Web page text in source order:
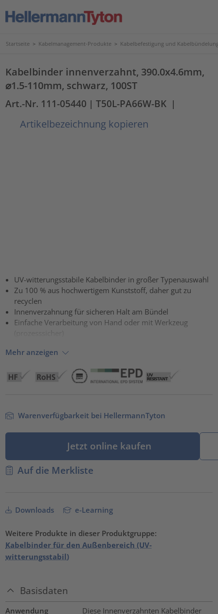
Startseite > Kabelmanagement-Produkte > Kabelbefestigung und
Kabelbinder innenverzahnt, 390.0x4.6mm,
⌀1.5-110mm, schwarz, 100ST
Art.-Nr. 111-05440 | T50L-PA66W-BK |
Artikelbezeichnung kopieren
UV-witterungsstabile Kabelbinder in großer Typenauswahl
Zu 100 % aus hochwertigem Kunststoff, daher gut zu
recyclen
Innenverzahnung für sicheren Halt am Bündel
Einfache Verarbeitung von Hand oder mit Werkzeug
Mehr anzeigen
Warenverfügbarkeit bei HellermannTyton
Jetzt online kaufen
Auf die Merkliste
Downloads e-Learning
Weitere Produkte in dieser Produktgruppe:
Kabelbinder für den Außenbereich (UV-
witterungsstabil)
Basisdaten
Anwendung
Diese Innenverzahnten Kabelbinder